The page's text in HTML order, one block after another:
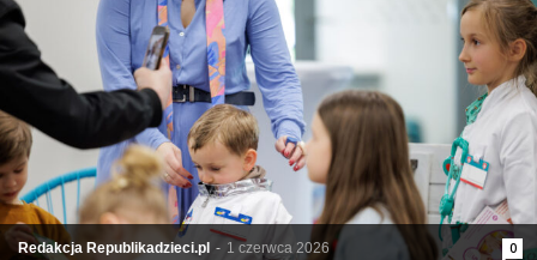
Redakcja Republikadzieci.pl - 1 czerwca 2026 0